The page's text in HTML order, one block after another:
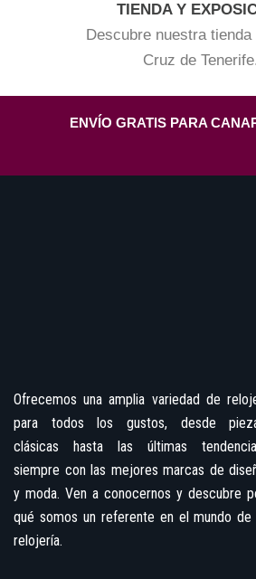
TIENDA Y
Descubre nuestra tienda
Cruz de Tenerife.
ENVÍO GRATIS PARA
Ofrecemos una amplia variedad de
para todos los gustos, desde
clásicas hasta las últimas
siempre con las mejores marcas de
y moda. Ven a conocernos y descubre
qué somos un referente en el mundo de
relojería.